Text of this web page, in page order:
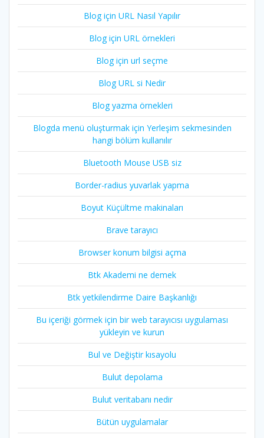
Blog için URL Nasıl Yapılır
Blog için URL örnekleri
Blog için url seçme
Blog URL si Nedir
Blog yazma örnekleri
Blogda menü oluşturmak için Yerleşim sekmesinden
hangi bölüm kullanılır
Bluetooth Mouse USB siz
Border-radius yuvarlak yapma
Boyut Küçültme makinaları
Brave tarayıcı
Browser konum bilgisi açma
Btk Akademi ne demek
Btk yetkilendirme Daire Başkanlığı
Bu içeriği görmek için bir web tarayıcısı uygulaması
yükleyin ve kurun
Bul ve Değiştir kısayolu
Bulut depolama
Bulut veritabanı nedir
Bütün uygulamalar